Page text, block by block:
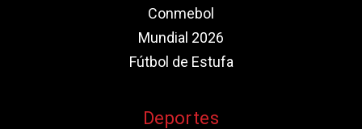
Conmebol
Mundial 2026
Fútbol de Estufa
Deportes